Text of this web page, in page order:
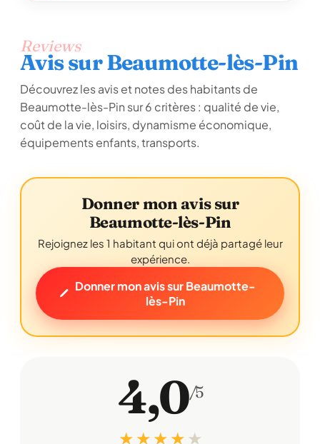
Reviews
Avis sur Beaumotte-lès-Pin
Découvrez les avis et notes des habitants de
Beaumotte-lès-Pin sur 6 critères : qualité de vie,
coût de la vie, loisirs, dynamisme économique,
équipements enfants, transports.
Donner mon avis sur
Beaumotte-lès-Pin
Rejoignez les 1 habitant qui ont déjà partagé leur
expérience.
Donner mon avis sur Beaumotte-
lès-Pin
4,0/5
★ ★ ★ ★ ★